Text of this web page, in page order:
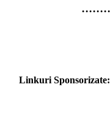
Linkuri Sponsorizate: